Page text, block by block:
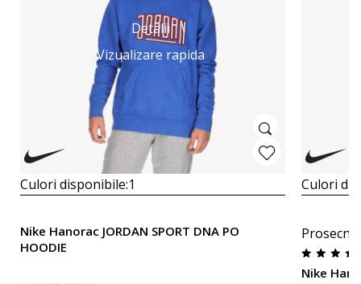
Detalii
Vizualizare rapida
Culori disponibile:1
Nike Hanorac JORDAN SPORT DNA PO
HOODIE
Culori
Nike